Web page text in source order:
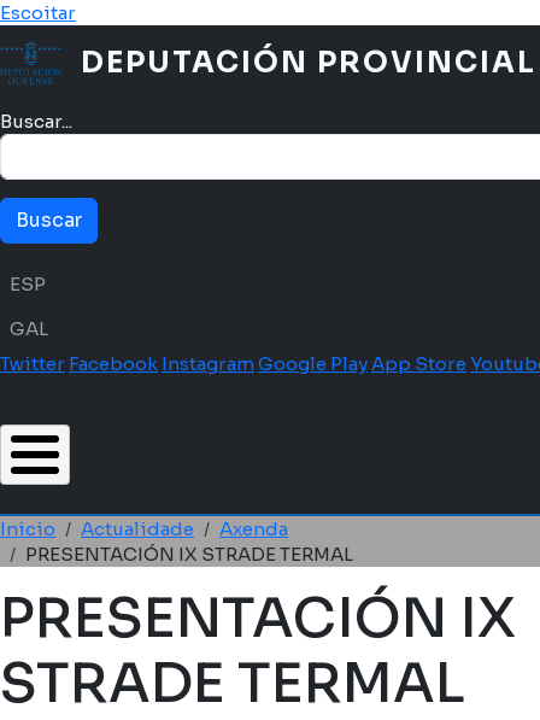
Ir o contido principal
Escoitar
DEPUTACIÓN PROVINCIAL
Buscar...
Menú idioma
ESP
GAL
Twitter Facebook InstagramGoogle PlayApp Store
Miga de pan
Inicio Actualidade
Axenda
PRESENTACIÓN IX STRADE TERMAL
PRESENTACIÓN IX
STRADE TERMAL